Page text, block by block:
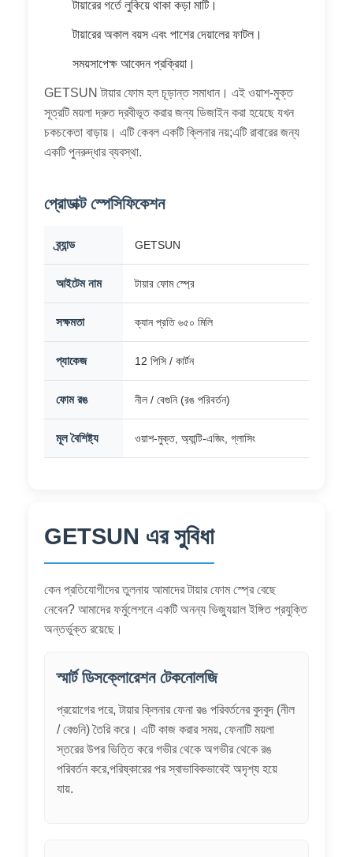
টায়ারের গর্তে লুকিয়ে থাকা কড়া মাটি।
টায়ারের অকাল বয়স এবং পাশের দেয়ালের ফাটল।
সময়সাপেক্ষ আবেদন প্রক্রিয়া।
GETSUN টায়ার ফোম হল চূড়ান্ত সমাধান। এই ওয়াশ-মুক্ত
সূত্রটি ময়লা দ্রুত দ্রবীভূত করার জন্য ডিজাইন করা হয়েছে যখন
চকচকেতা বাড়ায়। এটি কেবল একটি ক্লিনার নয়;এটি রাবারের জন্য
একটি পুনরুদ্ধার ব্যবস্থা.
প্রোডাক্ট স্পেসিফিকেশন
ব্র্যান্ড GETSUN
আইটেম নাম টায়ার ফোম স্প্রে
সক্ষমতা ক্যান প্রতি ৬৫০ মিলি
প্যাকেজ 12 পিসি / কার্টন
ফোম রঙ নীল / বেগুনি (রঙ পরিবর্তন)
মূল বৈশিষ্ট্য ওয়াশ-মুক্ত, অ্যান্টি-এজিং, গ্লাসিং
GETSUN এর সুবিধা
কেন প্রতিযোগীদের তুলনায় আমাদের টায়ার ফোম স্প্রে বেছে
নেবেন? আমাদের ফর্মুলেশনে একটি অনন্য ভিজ্যুয়াল ইঙ্গিত প্রযুক্তি
অন্তর্ভুক্ত রয়েছে।
স্মার্ট ডিসক্লোরেশন টেকনোলজি
প্রয়োগের পরে, টায়ার ক্লিনার ফেনা রঙ পরিবর্তনের বুদবুদ (নীল
/ বেগুনি) তৈরি করে। এটি কাজ করার সময়, ফেনাটি ময়লা
স্তরের উপর ভিত্তি করে গভীর থেকে অগভীর থেকে রঙ
পরিবর্তন করে,পরিষ্কারের পর স্বাভাবিকভাবেই অদৃশ্য হয়ে
যায়.